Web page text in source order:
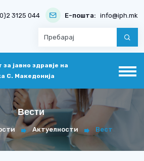
3125 044 Е-пошта: info@iph.mk
за јавно здравје на
С. Македонија
Вести
Актуелности Вест